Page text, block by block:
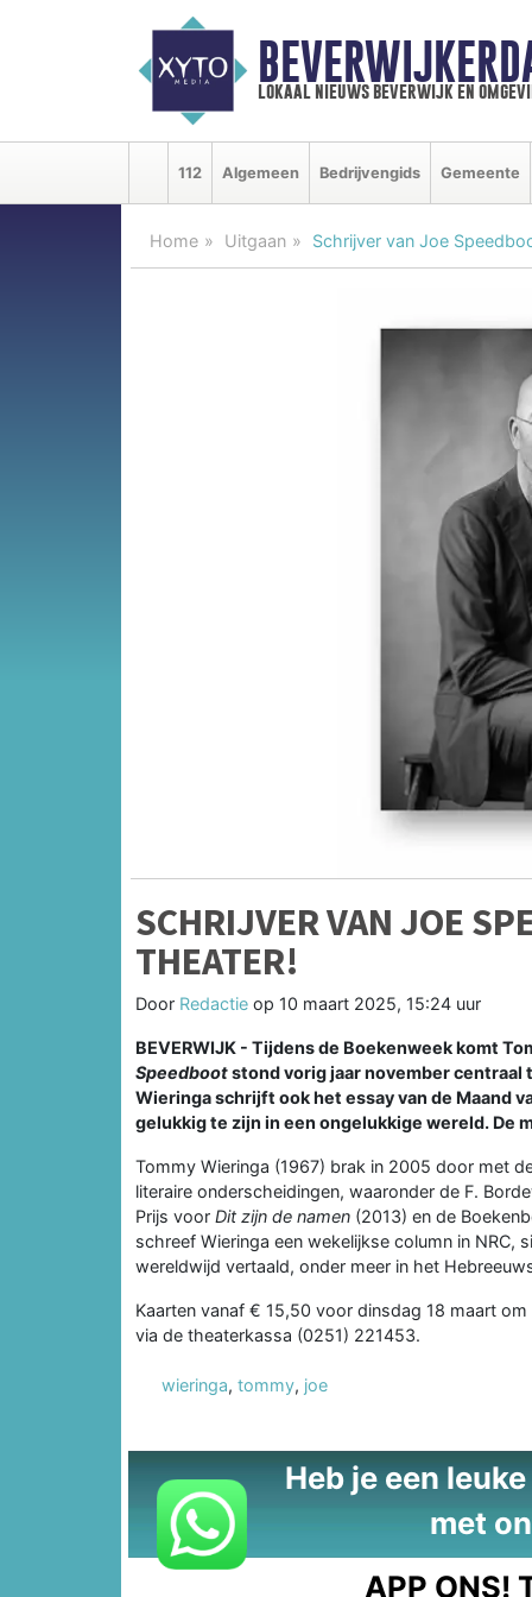
lokaal nieuws beverwijk en
112 Algemeen Bedrijvengids Gemeente
Home Uitgaan Schrijver van Joe
SCHRIJVER VAN JOE
THEATER!
Door Redactie op 10 maart 2025, 15:24 uur
BEVERWIJK - Tijdens de Boekenweek komt
Speedbootstond vorig jaar november centraal
Wieringa schrijft ook het essay van de Maand
gelukkig te zijn in een ongelukkige wereld. De
Tommy Wieringa (1967) brak in 2005 door met
literaire onderscheidingen, waaronder de F.
Prijs voor Dit zijn de namen (2013) en de
schreef Wieringa een wekelijkse column in
wereldwijd vertaald, onder meer in het
Kaarten vanaf € 15,50 voor dinsdag 18 maart
via de theaterkassa (0251) 221453.
wieringa, tommy, joe
Heb je een
met
APP ONS!